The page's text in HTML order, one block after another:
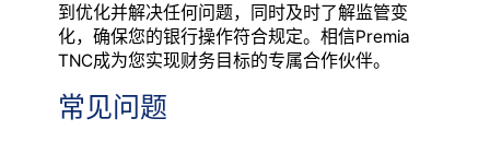
到优化并解决任何问题，同时及时了解监管变
化，确保您的银行操作符合规定。相信Premia
TNC成为您实现财务目标的专属合作伙伴。
常见问题